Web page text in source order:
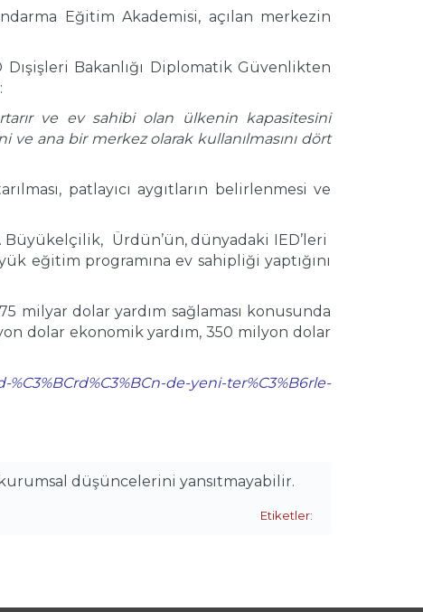
Eğitim Akademisi, açılan merkezin
Bakanlığı Diplomatik Güvenlikten
ve ev sahibi olan ülkenin kapasitesini
ve ana bir merkez olarak kullanılmasını dört
patlayıcı aygıtların belirlenmesi ve
Ürdün’ün, dünyadaki IED’leri
eğitim programına ev sahipliği yaptığını
milyar dolar yardım sağlaması konusunda
dolar ekonomik yardım, 350 milyon dolar
de-yeni-ter%C3%B6rle-
düşüncelerini yansıtmayabilir.
Etiketler: